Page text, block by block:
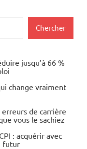
Chercher
jusqu’à 66 %
change vraiment
de carrière
vous le sachiez
: acquérir avec
futur